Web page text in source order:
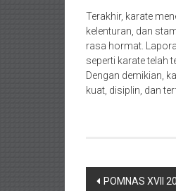
Terakhir, karate
kelenturan, dan
rasa hormat.
seperti karate telah
Dengan demikian,
kuat, disiplin, dan
Navigasi
POMNAS XVII